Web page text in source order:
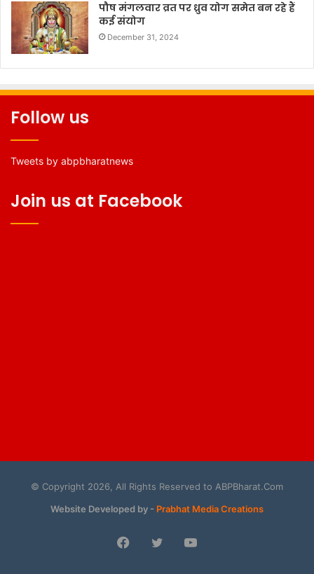
पौष मंगलवार व्रत पर ध्रुव योग समेत बन रहे हैं
कई संयोग
December 31, 2024
Follow us
Tweets by abpbharatnews
Join us at Facebook
© Copyright 2026, All Rights Reserved to ABPBharat.Com
Website Developed by - Prabhat Media Creations
Facebook
TwitterYouTube